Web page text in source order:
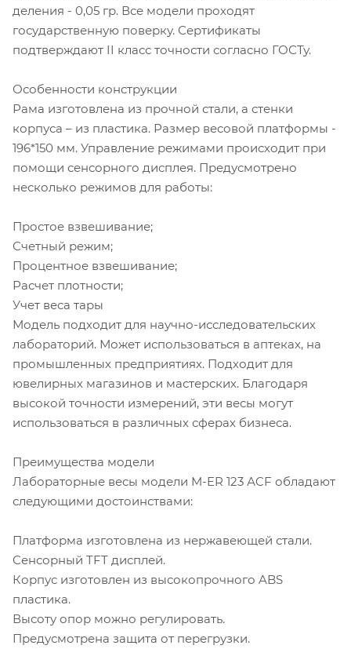
деления - 0,05 гр. Все модели проходят
государственную поверку. Сертификаты
подтверждают II класс точности согласно ГОСТу.
Особенности конструкции
Рама изготовлена из прочной стали, а стенки
корпуса – из пластика. Размер весовой платформы -
196*150 мм. Управление режимами происходит при
помощи сенсорного дисплея. Предусмотрено
несколько режимов для работы:
Простое взвешивание;
Счетный режим;
Процентное взвешивание;
Расчет плотности;
Учет веса тары
Модель подходит для научно-исследовательских
лабораторий. Может использоваться в аптеках, на
промышленных предприятиях. Подходит для
ювелирных магазинов и мастерских. Благодаря
высокой точности измерений, эти весы могут
использоваться в различных сферах бизнеса.
Преимущества модели
Лабораторные весы модели M-ER 123 АCF обладают
следующими достоинствами:
Платформа изготовлена из нержавеющей стали.
Сенсорный TFT дисплей.
Корпус изготовлен из высокопрочного ABS
пластика.
Высоту опор можно регулировать.
Предусмотрена защита от перегрузки.